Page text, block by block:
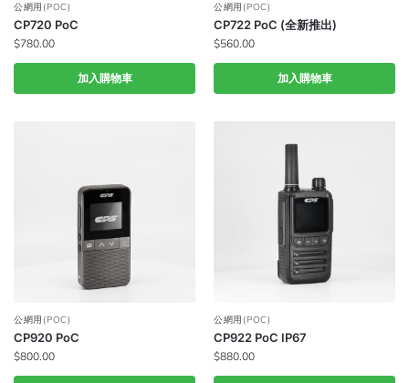
公網用(POC)
CP720 PoC
$780.00
加入購物車
公網用(POC)
CP722 PoC (全新推出)
$560.00
加入購物車
公網用(POC)
CP920 PoC
$800.00
公網用(POC)
CP922 PoC IP67
$880.00